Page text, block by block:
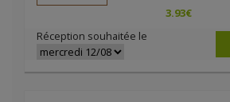
3.93€
Réception souhaitée le